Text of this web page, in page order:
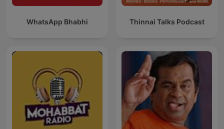
WhatsApp Bhabhi Thinnai Talks Podcast